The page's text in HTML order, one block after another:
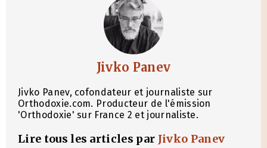
Jivko Panev
Jivko Panev, cofondateur et journaliste sur
Orthodoxie.com. Producteur de l'émission
'Orthodoxie' sur France 2 et journaliste.
Lire tous les articles par Jivko Panev